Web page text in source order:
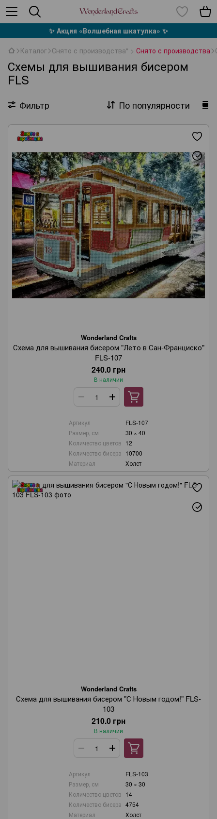
✨ Акция «Волшебная шкатулка» ✨
Каталог Снято с производства" > Снято с производства
Схемы для вышивания бисером
FLS
Фильтр По популярности
Wonderland Crafts
Схема для вышивания бисером "Лето в Сан-Франциско"
FLS-107
240.0 грн
В наличии
Артикул
FLS-107
Размер, см
30 × 40
Количество цветов 12
Количество бисера 10700
Материал
Холст
Wonderland Crafts
Схема для вышивания бисером "С Новым годом!" FLS-
103
210.0 грн
В наличии
Артикул
FLS-103
Размер, см
30 × 30
Количество цветов 14
Количество бисера 4754
Материал
Холст